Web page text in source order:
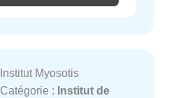
Institut Myosotis
Catégorie : Institut de